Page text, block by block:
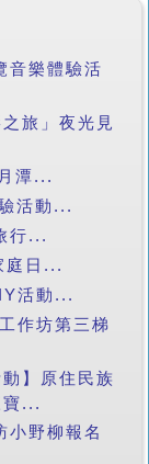
音樂體驗活
旅」夜光見
潭...
活動...
行...
庭日...
活動...
作坊第三梯
】原住民族
...
野柳報名